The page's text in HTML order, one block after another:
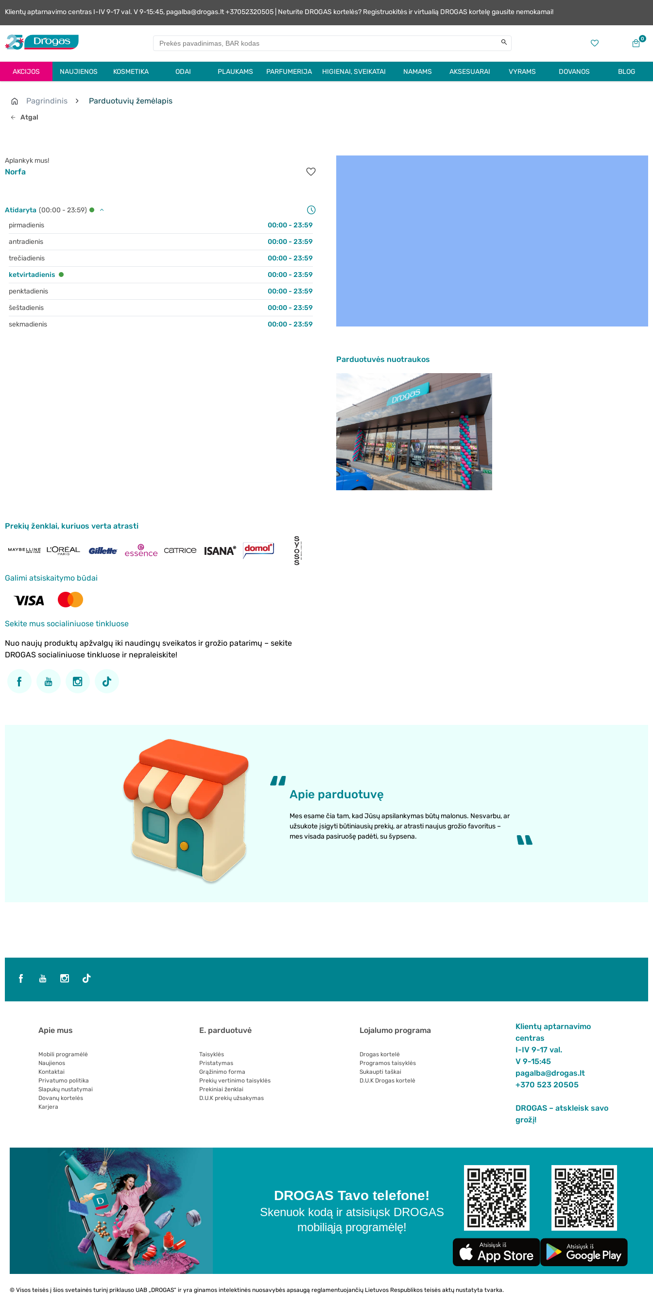
Klientų aptarnavimo centras I-IV 9-17 val. V 9-15:45, pagalba@drogas.lt +37052320505 | Neturite DROGAS kortelės? Registruokitės ir virtualią DROGAS kortelę gausite nemokamai!
0
AKCIJOS NAUJIENOS KOSMETIKA ODAI PLAUKAMS PARFUMERIJA HIGIENAI, SVEIKATAI NAMAMS AKSESUARAI VYRAMS DOVANOS BLOG
Atgal
Pagrindinis Parduotuvių žemėlapis
Aplankyk mus!
Norfa
Atidaryta (00:00 - 23:59)
pirmadienis
00:00 - 23:59
antradienis
00:00 - 23:59
trečiadienis
00:00 - 23:59
ketvirtadienis
00:00 - 23:59
penktadienis
00:00 - 23:59
šeštadienis
00:00 - 23:59
sekmadienis
00:00 - 23:59
Parduotuvės nuotraukos
Prekių ženklai, kuriuos verta atrasti
Galimi atsiskaitymo būdai
Sekite mus socialiniuose tinkluose
Nuo naujų produktų apžvalgų iki naudingų sveikatos ir grožio patarimų – sekite
DROGAS socialiniuose tinkluose ir nepraleiskite!
Apie parduotuvę
Mes esame čia tam, kad Jūsų apsilankymas būtų malonus. Nesvarbu, ar
užsukote įsigyti būtiniausių prekių, ar atrasti naujus grožio favoritus –
mes visada pasiruošę padėti, su šypsena.
Apie mus
Mobili programėlė
Naujienos
Kontaktai
Privatumo politika
Slapukų nustatymai
Dovanų kortelės
Karjera
E. parduotuvė
Taisyklės
Pristatymas
Grąžinimo forma
Prekių vertinimo taisyklės
Prekiniai ženklai
D.U.K prekių užsakymas
Lojalumo programa
Drogas kortelė
Programos taisyklės
Sukaupti taškai
D.U.K Drogas kortelė
Klientų aptarnavimo
centras
I-IV 9-17 val.
V 9-15:45
pagalba@drogas.lt
+370 523 20505
DROGAS – atskleisk savo
grožį!
DROGAS Tavo telefone!
Skenuok kodą ir atsisiųsk DROGAS
mobiliąją programėlę!
© Visos teisės į šios svetainės turinį priklauso UAB „DROGAS“ ir yra ginamos intelektinės nuosavybės apsaugą reglamentuojančių Lietuvos Respublikos teisės aktų nustatyta tvarka.